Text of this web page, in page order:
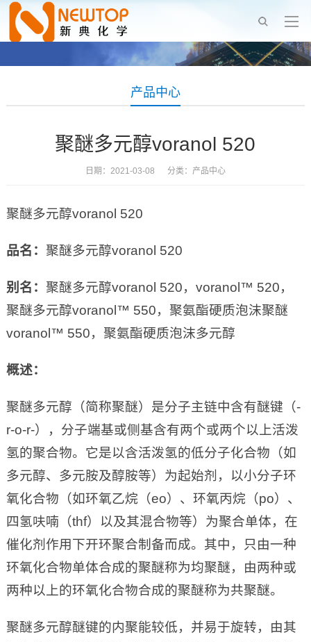
产品中心
聚醚多元醇voranol 520
日期：2021-03-08 分类： 产品中心
聚醚多元醇voranol 520
品名： 聚醚多元醇voranol 520
别名： 聚醚多元醇voranol 520，voranol™ 520，
聚醚多元醇voranol™ 550，聚氨酯硬质泡沫聚醚
voranol™ 550，聚氨酯硬质泡沫多元醇
概述：
聚醚多元醇（简称聚醚）是分子主链中含有醚键（-
r-o-r-），分子端基或侧基含有两个或两个以上活泼
氢的聚合物。它是以含活泼氢的低分子化合物（如
多元醇、多元胺及醇胺等）为起始剂，以小分子环
氧化合物（如环氧乙烷（eo）、环氧丙烷（po）、
四氢呋喃（thf）以及其混合物等）为聚合单体，在
催化剂作用下开环聚合制备而成。其中，只由一种
环氧化合物单体合成的聚醚称为均聚醚，由两种或
两种以上的环氧化合物合成的聚醚称为共聚醚。
聚醚多元醇醚键的内聚能较低，并易于旋转，由其